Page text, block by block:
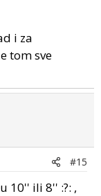
i za
tom sve
#15
10'' ili 8'' :?: ,